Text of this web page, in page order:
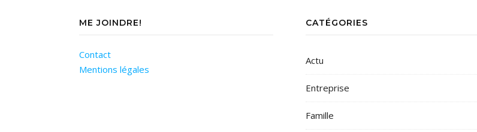
ME JOINDRE!
Contact
Mentions légales
CATÉGORIES
Actu
Entreprise
Famille